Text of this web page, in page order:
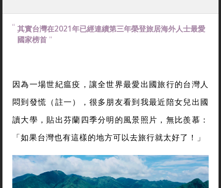
其實台灣在2021年已經連續第三年榮登旅居海外人士最愛
國家榜首
因為一場世紀瘟疫，讓全世界最愛出國旅行的台灣人
悶到發慌（註一），很多朋友看到我最近陪女兒出國
讀大學，貼出芬蘭四季分明的風景照片，無比羨慕：
「如果台灣也有這樣的地方可以去旅行就太好了！」